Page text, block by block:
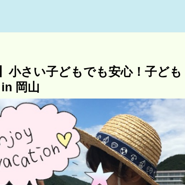
小さい子どもでも安心！子ども
岡山